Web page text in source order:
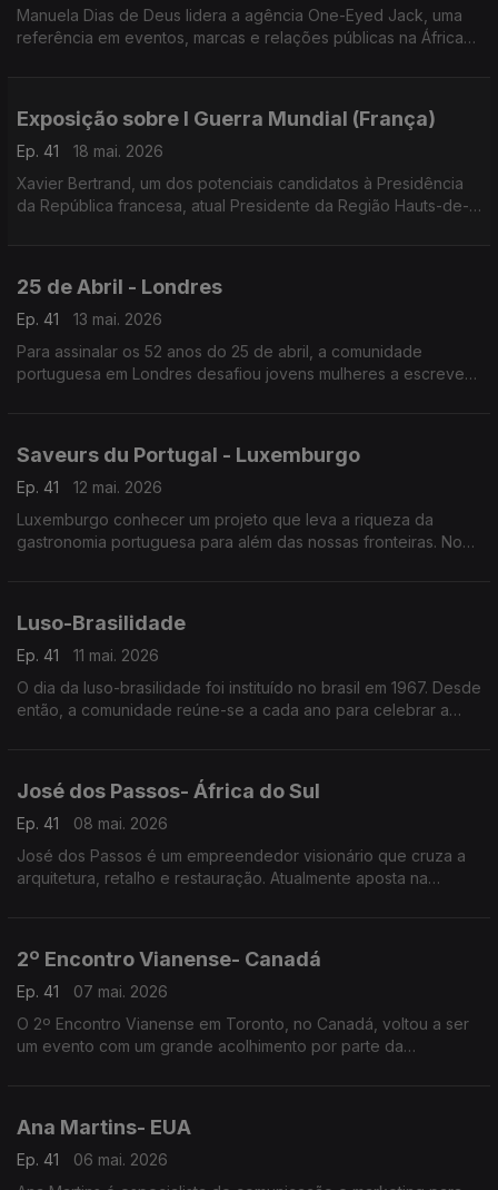
Manuela Dias de Deus lidera a agência One-Eyed Jack, uma
referência em eventos, marcas e relações públicas na África
Exposição sobre I Guerra Mundial (França)
Ep. 41
18 mai. 2026
Xavier Bertrand, um dos potenciais candidatos à Presidência
da República francesa, atual Presidente da Região Hauts-de-
25 de Abril - Londres
Ep. 41
13 mai. 2026
Para assinalar os 52 anos do 25 de abril, a comunidade
portuguesa em Londres desafiou jovens mulheres a escrever
Saveurs du Portugal - Luxemburgo
Ep. 41
12 mai. 2026
Luxemburgo conhecer um projeto que leva a riqueza da
gastronomia portuguesa para além das nossas fronteiras. No
Luso-Brasilidade
Ep. 41
11 mai. 2026
O dia da luso-brasilidade foi instituído no brasil em 1967. Desde
então, a comunidade reúne-se a cada ano para celebrar a
José dos Passos- África do Sul
Ep. 41
08 mai. 2026
José dos Passos é um empreendedor visionário que cruza a
arquitetura, retalho e restauração. Atualmente aposta na
2º Encontro Vianense- Canadá
Ep. 41
07 mai. 2026
O 2º Encontro Vianense em Toronto, no Canadá, voltou a ser
um evento com um grande acolhimento por parte da
Ana Martins- EUA
Ep. 41
06 mai. 2026